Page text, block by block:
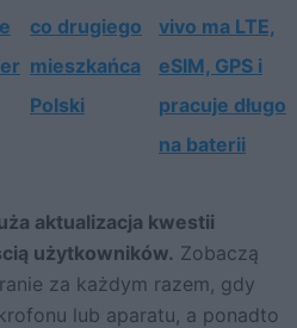
co drugiego
mieszkańca
Polski
vivo ma LTE,
eSIM, GPS i
pracuje długo
na baterii
aktualizacja kwestii
użytkowników. Zobaczą
za każdym razem, gdy
lub aparatu, a ponadto